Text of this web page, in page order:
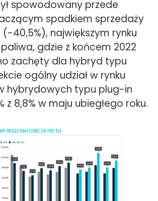
spowodowany przede
spadkiem sprzedaży
40,5%), największym rynku
gdzie z końcem 2022
zachęty dla hybryd typu
ogólny udział w rynku
hybrydowych typu plug-in
z 8,8% w maju ubiegłego roku.